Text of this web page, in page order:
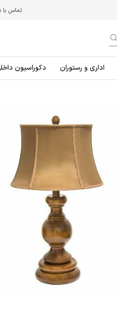
تماس با
اداری و رستوران دکوراسیون